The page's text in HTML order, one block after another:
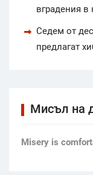
вградения в
Седем от
предлагат
Мисъл на
Мisery is